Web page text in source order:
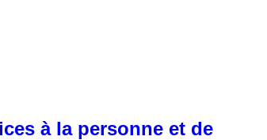
à la personne et de